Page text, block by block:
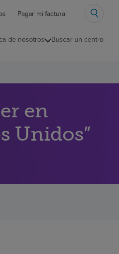
Pagar mi factura
de nosotros Buscar un centro
en
Unidos”